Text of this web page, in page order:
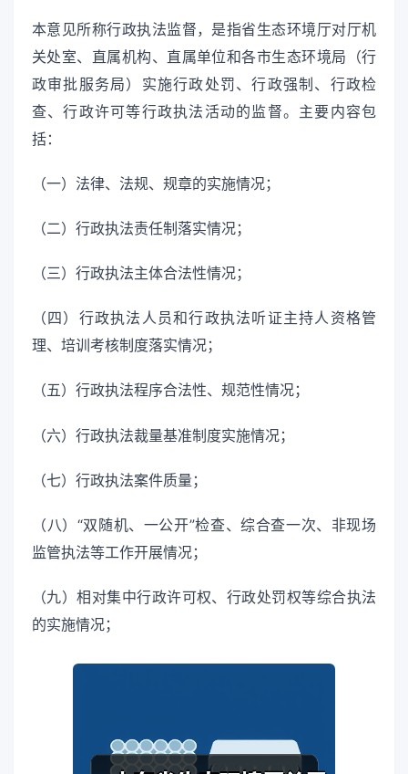
本意见所称行政执法监督，是指省生态环境厅对厅机
关处室、直属机构、直属单位和各市生态环境局（行
政审批服务局）实施行政处罚、行政强制、行政检
查、行政许可等行政执法活动的监督。主要内容包
括：
（一）法律、法规、规章的实施情况；
（二）行政执法责任制落实情况；
（三）行政执法主体合法性情况；
（四）行政执法人员和行政执法听证主持人资格管
理、培训考核制度落实情况；
（五）行政执法程序合法性、规范性情况；
（六）行政执法裁量基准制度实施情况；
（七）行政执法案件质量；
（八）“双随机、一公开”检查、综合查一次、非现场
监管执法等工作开展情况；
（九）相对集中行政许可权、行政处罚权等综合执法
的实施情况；